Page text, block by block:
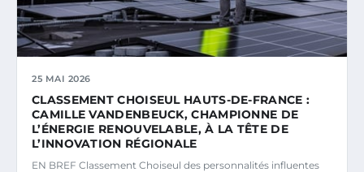
25 MAI 2026
CLASSEMENT CHOISEUL HAUTS-DE-FRANCE :
CAMILLE VANDENBEUCK, CHAMPIONNE DE
L’ÉNERGIE RENOUVELABLE, À LA TÊTE DE
L’INNOVATION RÉGIONALE
EN BREF Classement Choiseul des personnalités influentes